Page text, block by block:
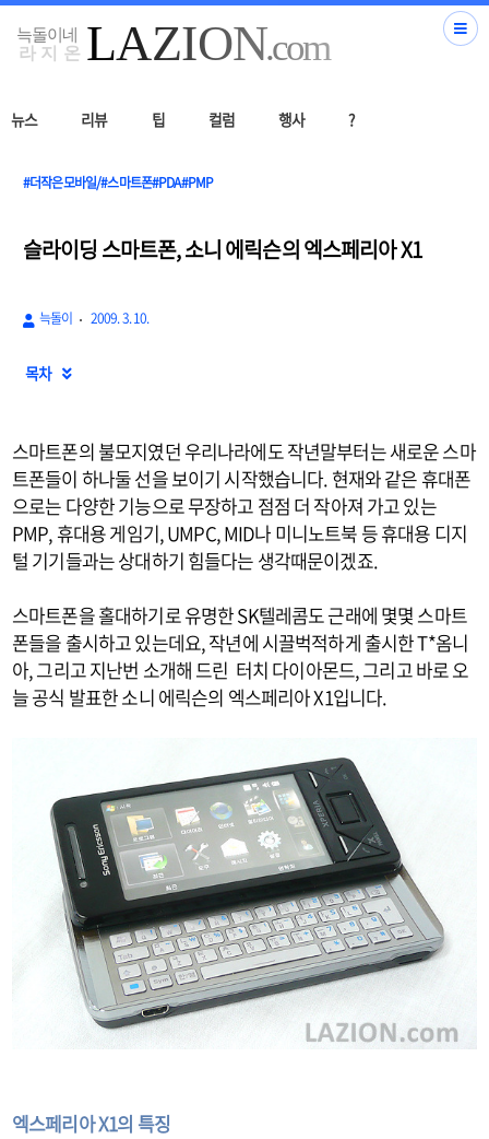
뉴스 리뷰 팁 컬럼 행사 ?
#더작은모바일/#스마트폰#PDA#PMP
슬라이딩 스마트폰, 소니 에릭슨의 엑스페리아 X1
늑돌이 2009. 3. 10.
목차 
스마트폰의 불모지였던 우리나라에도 작년말부터는 새로운 스마
트폰들이 하나둘 선을 보이기 시작했습니다. 현재와 같은 휴대폰
으로는 다양한 기능으로 무장하고 점점 더 작아져 가고 있는
PMP, 휴대용 게임기, UMPC, MID나 미니노트북 등 휴대용 디지
털 기기들과는 상대하기 힘들다는 생각때문이겠죠.
스마트폰을 홀대하기로 유명한 SK텔레콤도 근래에 몇몇 스마트
폰들을 출시하고 있는데요, 작년에 시끌벅적하게 출시한 T*옴니
아, 그리고 지난번 소개해 드린 터치 다이아몬드, 그리고 바로 오
늘 공식 발표한 소니 에릭슨의 엑스페리아 X1입니다.
엑스페리아 X1의 특징